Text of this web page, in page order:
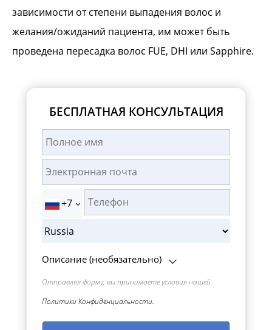
зависимости от степени выпадения волос и
желания/ожиданий пациента, им может быть
проведена пересадка волос FUE, DHI или Sapphire.
БЕСПЛАТНАЯ КОНСУЛЬТАЦИЯ
+7
Описание (необязательно)
Отправляя форму, вы принимаете условия нашей
Политики Конфиденциальности.